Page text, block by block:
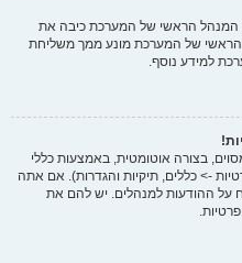
המנהל הראשי של המערכת כיבה את
הראשי של המערכת מונע ממך משליחת
למידע נוסף.
בצורה אוטומטית, באמצעות כללי
-> כללים, תיקיות והגדרות). אם אתה
על ההודעות למנהלים. יש להם את